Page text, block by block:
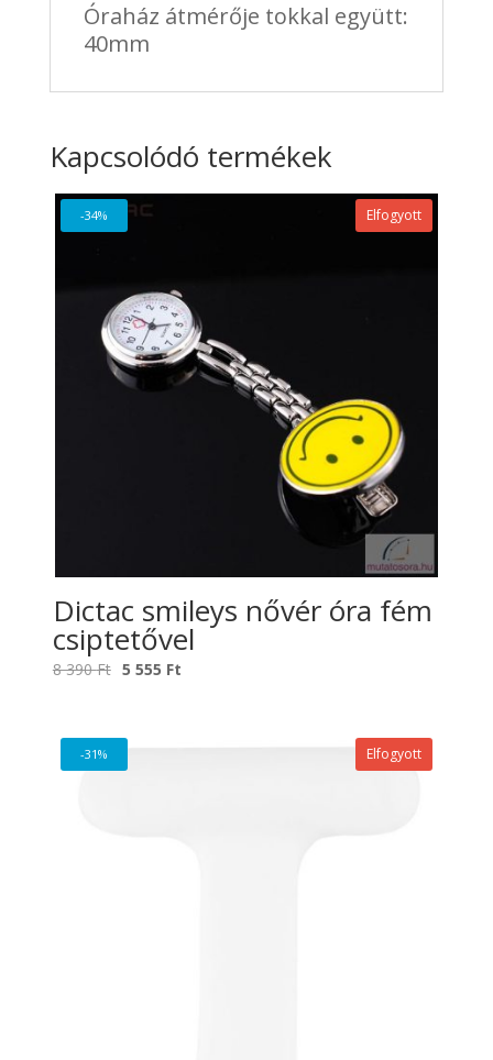
Óraház átmérője tokkal együtt:
40mm
Kapcsolódó termékek
-34% Elfogyott
Dictac smileys nővér óra fém
csiptetővel
8 390Ft Original
8
390 Ft.
5 555 Ft
-31% Elfogyott